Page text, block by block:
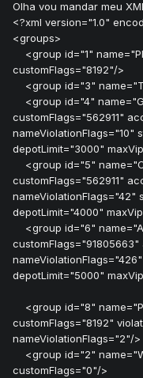
Olha vou mandar meu XML
<?xml version="1.0"
<groups>
<group id="1"
customFlags="8192"/>
<group id="3"
<group id="4"
customFlags="562911"
nameViolationFlags="10"
depotLimit="3000"
<group id="5"
customFlags="562911"
nameViolationFlags="42"
depotLimit="4000"
<group id="6"
depotLimit="5000"
<group id="8"
customFlags="8192"
nameViolationFlags="2"/>
<group id="2"
customFlags="0"/>